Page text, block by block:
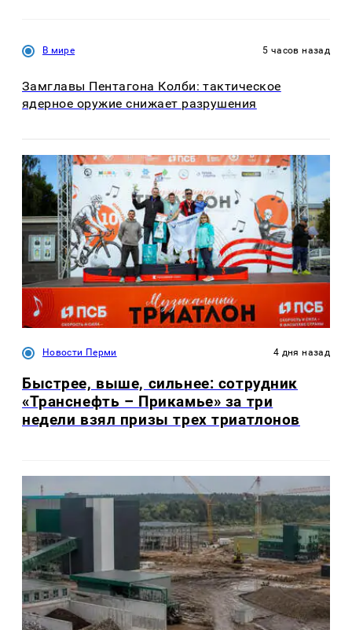
В мире 5 часов назад
Замглавы Пентагона Колби: тактическое
ядерное оружие снижает разрушения
Новости Перми 4 дня назад
Быстрее, выше, сильнее: сотрудник
«Транснефть – Прикамье» за три
недели взял призы трех триатлонов